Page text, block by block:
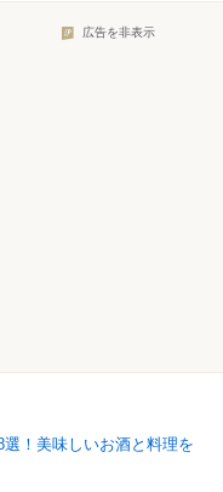
広告を非表示
！美味しいお酒と料理を